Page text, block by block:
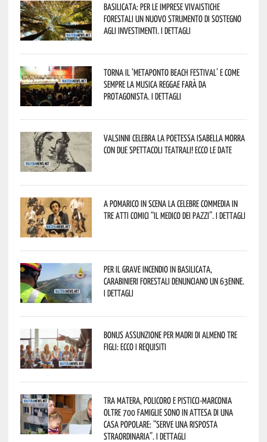
Basilicata: per le imprese vivaistiche
forestali un nuovo strumento di sostegno
agli investimenti. I dettagli
Torna il ‘Metaponto beach festival’ e come
sempre la musica reggae farà da
protagonista. I dettagli
Valsinni celebra la poetessa Isabella Morra
con due spettacoli teatrali! Ecco le date
A Pomarico in scena la celebre commedia in
tre atti comici “Il medico dei pazzi”. I dettagli
Per il grave incendio in Basilicata,
Carabinieri forestali denunciano un 63enne.
I dettagli
Bonus assunzione per madri di almeno tre
figli: ecco i requisiti
Tra Matera, Policoro e Pisticci-Marconia
oltre 700 famiglie sono in attesa di una
casa popolare: “serve una risposta
straordinaria”. I dettagli